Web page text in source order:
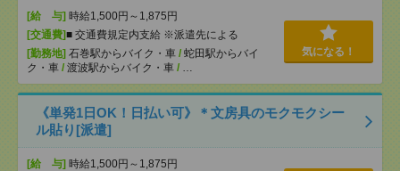
[給 与] 時給1,500円～1,875円
[交通費]■ 交通費規定内支給 ※派遣先による
[勤務地] 石巻駅からバイク・車 / 蛇田駅からバイ
ク・車 / 渡波駅からバイク・車 / …
気になる！
《単発1日OK！日払い可》＊文房具のモクモクシー
ル貼り[派遣]
[給 与] 時給1,500円～1,875円